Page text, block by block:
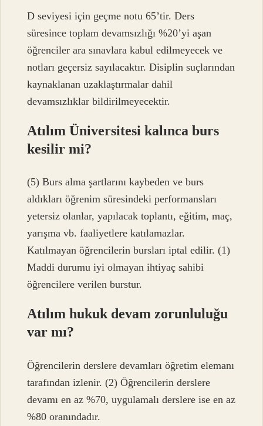
D seviyesi için geçme notu 65’tir. Ders
süresince toplam devamsızlığı %20’yi aşan
öğrenciler ara sınavlara kabul edilmeyecek ve
notları geçersiz sayılacaktır. Disiplin suçlarından
kaynaklanan uzaklaştırmalar dahil
devamsızlıklar bildirilmeyecektir.
Atılım Üniversitesi kalınca burs
kesilir mi?
(5) Burs alma şartlarını kaybeden ve burs
aldıkları öğrenim süresindeki performansları
yetersiz olanlar, yapılacak toplantı, eğitim, maç,
yarışma vb. faaliyetlere katılamazlar.
Katılmayan öğrencilerin bursları iptal edilir. (1)
Maddi durumu iyi olmayan ihtiyaç sahibi
öğrencilere verilen burstur.
Atılım hukuk devam zorunluluğu
var mı?
Öğrencilerin derslere devamları öğretim elemanı
tarafından izlenir. (2) Öğrencilerin derslere
devamı en az %70, uygulamalı derslere ise en az
%80 oranındadır.